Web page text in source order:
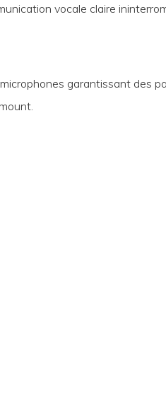
vocale claire
garantissant des